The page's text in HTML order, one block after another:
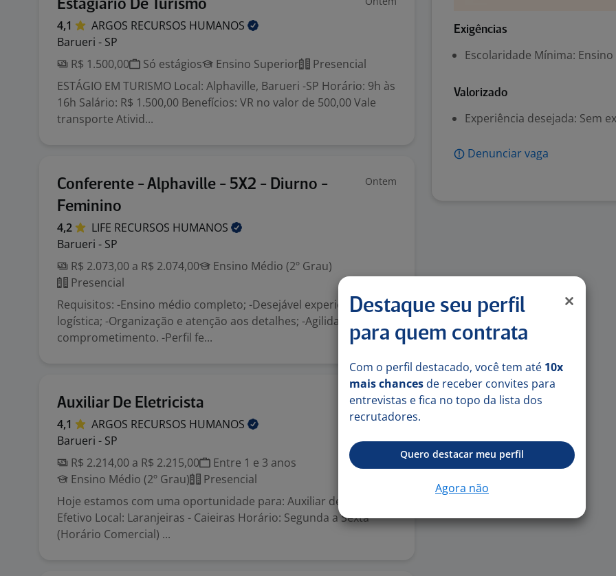
Estagiário De Turismo
4,1 ARGOS RECURSOS HUMANOS
Barueri - SP
R$ 1.500,00
Só estágios Ensino Superior
Presencial
ESTÁGIO EM TURISMO Local: Alphaville, Barueri -SP Horário: 9h às
16h Salário: R$ 1.500,00 Benefícios: VR no valor de 500,00 Vale
transporte Ativid...
Conferente - Alphaville - 5X2 - Diurno -
Feminino
Ontem
4,2 LIFE RECURSOS HUMANOS
Barueri - SP
R$ 2.073,00 a R$ 2.074,00
Ensino Médio (2º Grau)
Presencial
Requisitos: -Ensino médio completo; -Desejável experiência em
logística; -Organização e atenção aos detalhes; -Agilidade e
comprometimento. -Perfil fe...
Auxiliar De Eletricista Ontem
4,1 ARGOS RECURSOS HUMANOS
Barueri - SP
R$ 2.214,00 a R$ 2.215,00
Entre 1 e 3 anos
Ensino Médio (2º Grau)
Presencial
Hoje estamos com uma oportunidade para: Auxiliar de Elétrica |
Efetivo Local: Laranjeiras - Caieiras Horário: Segunda a Sexta
(Horário Comercial) ...
Exigências
Escolaridade Mínima:
Valorizado
Experiência desejada: Sem
Denunciar vaga
Destaque seu perfil
para quem contrata
Com o perfil destacado, você tem até 10x
mais chances de receber convites para
entrevistas e fica no topo da lista dos
recrutadores.
Quero destacar meu perfil
Agora não